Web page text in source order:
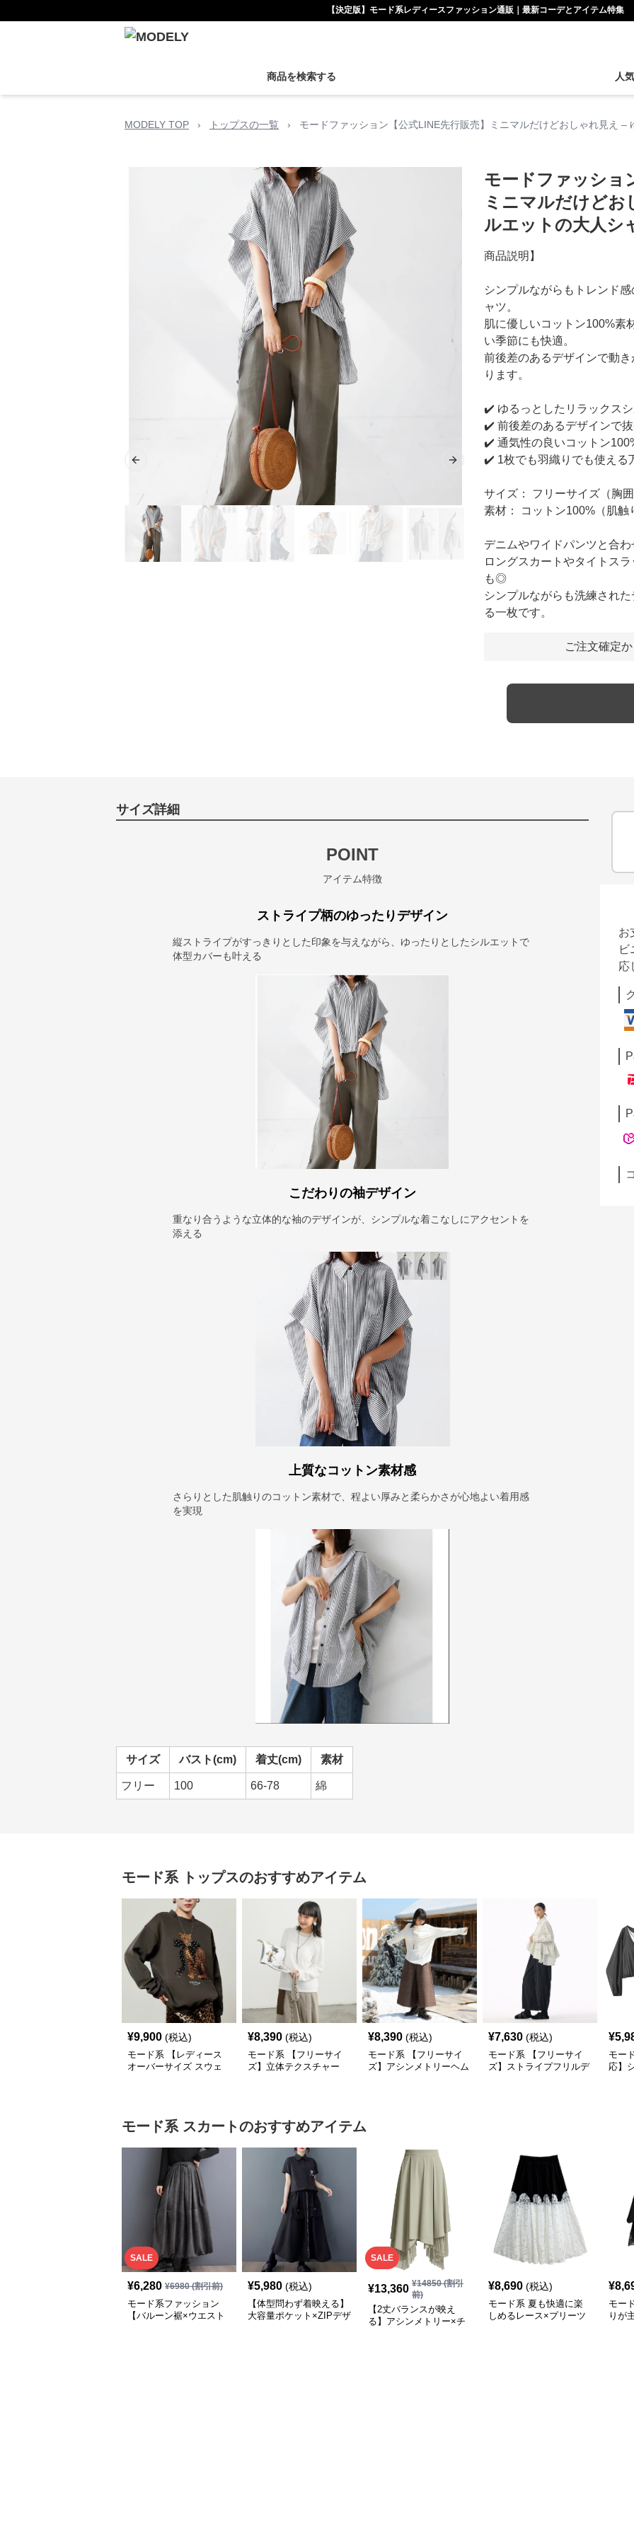
【決定版】モード系レディースファッション通販｜最新コーデとアイテム特集
商品を検索する 人
MODELY TOP › トップスの一覧 › モードファッション【公式LINE先行販売】ミニマルだけどおしゃれ見え –
Previous slide Next slide
モードファッショ
ミニマルだけどお
ルエットの大人シ
商品説明】
シンプルながらもトレンド
ャツ。
肌に優しいコットン100%素
い季節にも快適。
前後差のあるデザインで動
ります。
✔️ ゆるっとしたリラックスシ
✔️ 前後差のあるデザインで
✔️ 通気性の良いコットン
✔️ 1枚でも羽織りでも使える
サイズ： フリーサイズ（胸
素材： コットン100%（肌触
デニムやワイドパンツと合
ロングスカートやタイトス
も◎
シンプルながらも洗練され
る一枚です。
ご注文確定
サイズ詳細
POINT
アイテム特徴
ストライプ柄のゆったりデザイン
縦ストライプがすっきりとした印象を与えながら、ゆったりとしたシルエットで
体型カバーも叶える
こだわりの袖デザイン
重なり合うような立体的な袖のデザインが、シンプルな着こなしにアクセントを
添える
上質なコットン素材感
さらりとした肌触りのコットン素材で、程よい厚みと柔らかさが心地よい着用感
を実現
サイズ バスト(cm) 着丈(cm) 素材
フリー 100 66-78 綿
お
ビ
応
モード系 トップスのおすすめアイテム
¥9,900 (税込)
モード系 【レディース
オーバーサイズ スウェ
¥8,390 (税込)
モード系 【フリーサイ
ズ】立体テクスチャー
¥8,390 (税込)
モード系 【フリーサイ
ズ】アシンメトリーヘム
¥7,630 (税込)
モード系 【フリーサイ
ズ】ストライプフリルデ
¥
モー
応】
モード系 スカートのおすすめアイテム
SALE
¥6,280 ¥6980(割引前)
モード系ファッション
【バルーン裾×ウエスト
¥5,980 (税込)
【体型問わず着映える】
大容量ポケット×ZIPデザ
SALE
¥13,360 ¥14850(割引
前)
【2丈バランスが映え
る】アシンメトリー×チ
¥8,690 (税込)
モード系 夏も快適に楽
しめるレース×プリーツ
¥
モー
りが